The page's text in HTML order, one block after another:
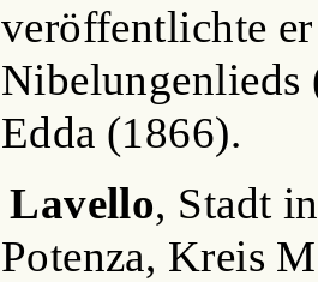
veröffentlichte
Edda (1866).
Lavello, Stadt
Potenza, Kreis